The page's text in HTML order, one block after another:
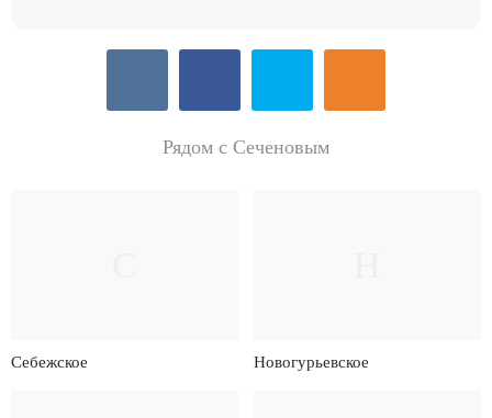
Рядом с Сеченовым
Себежское Новогурьевское